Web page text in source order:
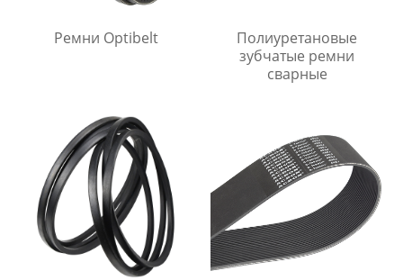
Ремни Optibelt
Полиуретановые
зубчатые ремни
сварные